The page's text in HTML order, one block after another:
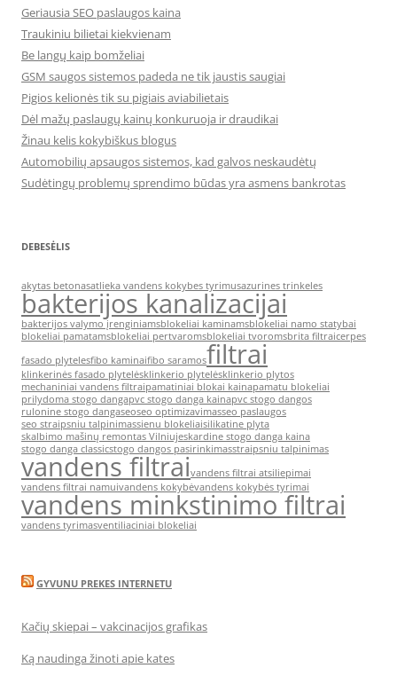
Geriausia SEO paslaugos kaina
Traukiniu bilietai kiekvienam
Be langų kaip bomželiai
GSM saugos sistemos padeda ne tik jaustis saugiai
Pigios kelionės tik su pigiais aviabilietais
Dėl mažų paslaugų kainų konkuruoja ir draudikai
Žinau kelis kokybiškus blogus
Automobilių apsaugos sistemos, kad galvos neskaudėtų
Sudėtingų problemų sprendimo būdas yra asmens bankrotas
DEBESĖLIS
akytas betonasatlieka vandens kokybes tyrimusazurines trinkeles
bakterijos kanalizacijai
bakterijos valymo įrenginiamsblokeliai kaminamsblokeliai namo statybai
blokeliai pamatamsblokeliai pertvaromsblokeliai tvoromsbrita filtraicerpes
fasado plytelesfibo kaminaifibo saramosfiltrai
klinkerinės fasado plytelėsklinkerio plytelėsklinkerio plytos
mechaniniai vandens filtraipamatiniai blokai kainapamatu blokeliai
prilydoma stogo dangapvc stogo danga kainapvc stogo dangos
rulonine stogo dangaseoseo optimizavimasseo paslaugos
seo straipsniu talpinimassienu blokeliaisilikatine plyta
skalbimo mašinų remontas Vilniujeskardine stogo danga kaina
stogo danga classicstogo dangos pasirinkimasstraipsniu talpinimas
vandens filtraivandens filtrai atsiliepimai
vandens filtrai namuivandens kokybėvandens kokybės tyrimai
vandens minkstinimo filtrai
vandens tyrimasventiliaciniai blokeliai
GYVUNU PREKES INTERNETU
Kačių skiepai – vakcinacijos grafikas
Ką naudinga žinoti apie kates